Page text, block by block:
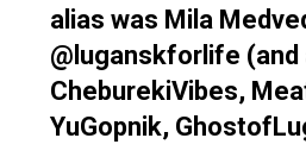
alias was Mila
@luganskforlife (and
CheburekiVibes,
YuGopnik,